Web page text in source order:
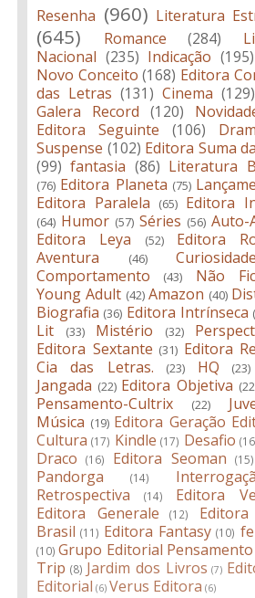
Resenha (960) Literatura
(645) Romance (284)
Nacional (235) Indicação (195)
Novo Conceito (168) Editora
das Letras (131) Cinema (129)
Galera Record
(120)
Editora Seguinte
(106)
Suspense (102) Editora Suma
(99) fantasia (86) Literatura
(76) Editora Planeta (75)
Editora Paralela (65) Editora
(64) Humor (57) Séries (56) Auto-
Editora Leya (52) Editora
Aventura (46)
Comportamento (43) Não
Young Adult (42) Amazon (40)
Biografia (36) Editora Intrínseca
Lit
(33) Mistério (32)
Editora Sextante (31) Editora
Cia das Letras. (23) HQ (23)
Jangada (22) Editora Objetiva
Pensamento-Cultrix
(22)
Música (19) Editora Geração
Cultura (17) Kindle (17) Desafio
Draco
(16) Editora Seoman (15)
Pandorga
(14)
Retrospectiva (14) Editora
Editora Generale (12)
Brasil (11) Editora Fantasy (10)
(10) Grupo Editorial Pensamento
Trip (8) Jardim dos Livros (7)
Editorial (6) Verus Editora (6)